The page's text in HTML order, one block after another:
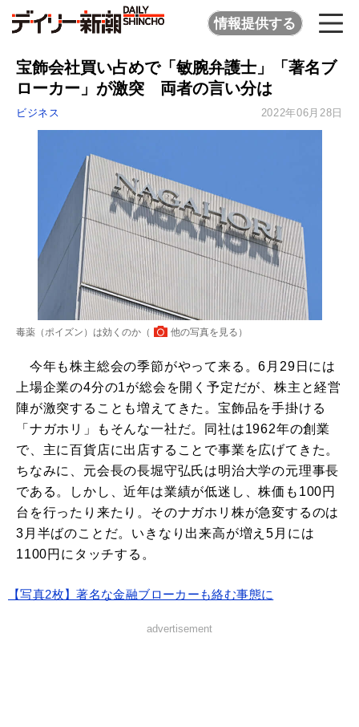
情報提供する
宝飾会社買い占めで「敏腕弁護士」「著名ブ
ローカー」が激突 両者の言い分は
ビジネス 2022年06月28日
毒薬（ポイズン）は効くのか（ 他の写真を見る ）
今年も株主総会の季節がやって来る。6月29日には
上場企業の4分の1が総会を開く予定だが、株主と経営
陣が激突することも増えてきた。宝飾品を手掛ける
「ナガホリ」もそんな一社だ。同社は1962年の創業
で、主に百貨店に出店することで事業を広げてきた。
ちなみに、元会長の長堀守弘氏は明治大学の元理事長
である。しかし、近年は業績が低迷し、株価も100円
台を行ったり来たり。そのナガホリ株が急変するのは
3月半ばのことだ。いきなり出来高が増え5月には
1100円にタッチする。
【写真2枚】著名な金融ブローカーも絡む事態に
advertisement